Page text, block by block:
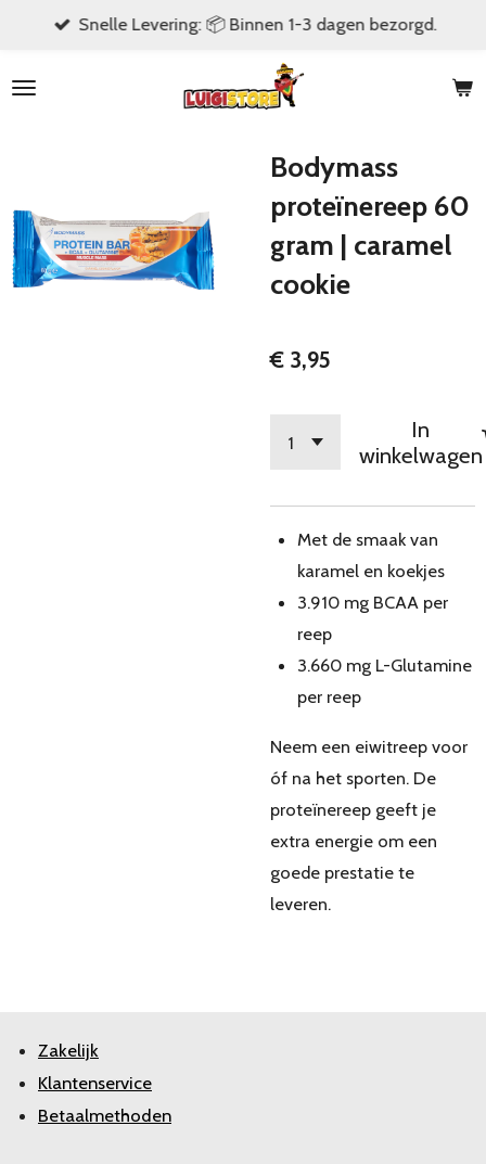
naar
Snelle Levering: 📦 Binnen 1-3 dagen bezorgd.
Bodymass
proteïnereep 60
gram | caramel
cookie
€ 3,95
In
winkelwagen
Met de smaak van
karamel en koekjes
3.910 mg BCAA per
reep
3.660 mg L-Glutamine
per reep
Neem een eiwitreep voor
óf na het sporten. De
proteïnereep geeft je
extra energie om een
goede prestatie te
leveren.
Zakelijk
Klantenservice
Betaalmethoden